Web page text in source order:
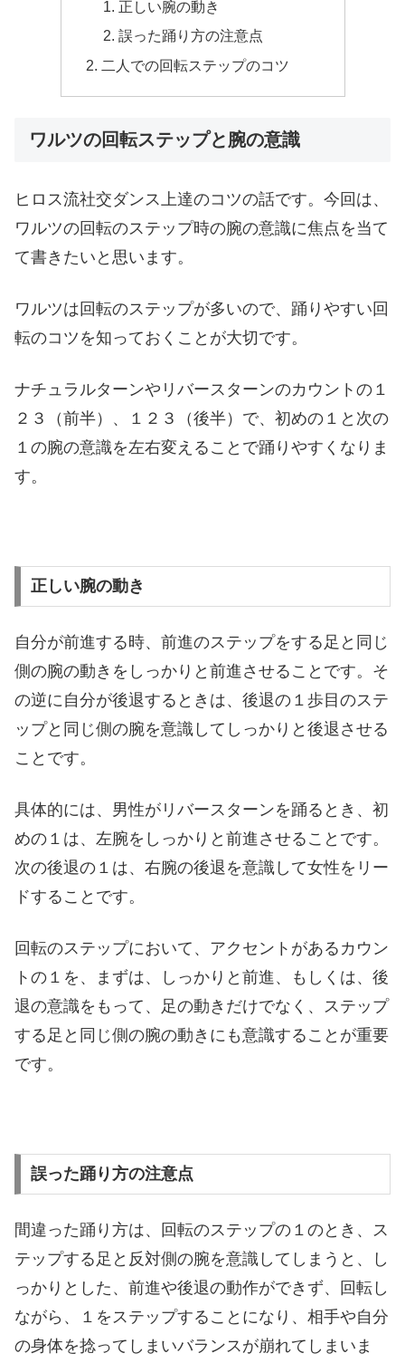
正しい腕の動き
誤った踊り方の注意点
二人での回転ステップのコツ
ワルツの回転ステップと腕の意識
ヒロス流社交ダンス上達のコツの話です。今回は、
ワルツの回転のステップ時の腕の意識に焦点を当て
て書きたいと思います。
ワルツは回転のステップが多いので、踊りやすい回
転のコツを知っておくことが大切です。
ナチュラルターンやリバースターンのカウントの１
２３（前半）、１２３（後半）で、初めの１と次の
１の腕の意識を左右変えることで踊りやすくなりま
す。
正しい腕の動き
自分が前進する時、前進のステップをする足と同じ
側の腕の動きをしっかりと前進させることです。そ
の逆に自分が後退するときは、後退の１歩目のステ
ップと同じ側の腕を意識してしっかりと後退させる
ことです。
具体的には、男性がリバースターンを踊るとき、初
めの１は、左腕をしっかりと前進させることです。
次の後退の１は、右腕の後退を意識して女性をリー
ドすることです。
回転のステップにおいて、アクセントがあるカウン
トの１を、まずは、しっかりと前進、もしくは、後
退の意識をもって、足の動きだけでなく、ステップ
する足と同じ側の腕の動きにも意識することが重要
です。
誤った踊り方の注意点
間違った踊り方は、回転のステップの１のとき、ス
テップする足と反対側の腕を意識してしまうと、し
っかりとした、前進や後退の動作ができず、回転し
ながら、１をステップすることになり、相手や自分
の身体を捻ってしまいバランスが崩れてしまいま